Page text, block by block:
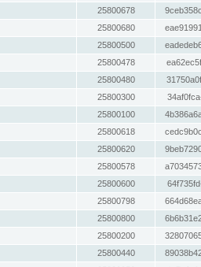
25800678
25800680
25800500
25800478
25800480
25800300
25800100
25800618
25800620
25800578
25800600
25800798
25800800
25800200
25800440